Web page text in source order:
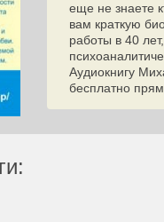
еще не знаете
вам краткую
работы в 40
Аудиокнигу
бесплатно